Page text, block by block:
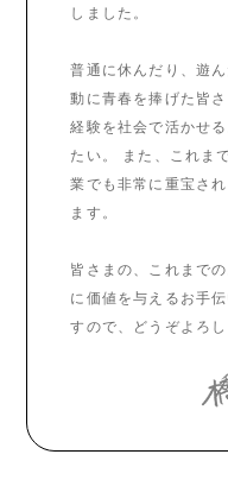
しました。
普通に休んだり、遊
動に青春を捧げた皆
経験を社会で活かせ
たい。 また、これま
業でも非常に重宝さ
ます。
皆さまの、これまで
に価値を与えるお手
すので、どうぞよろ